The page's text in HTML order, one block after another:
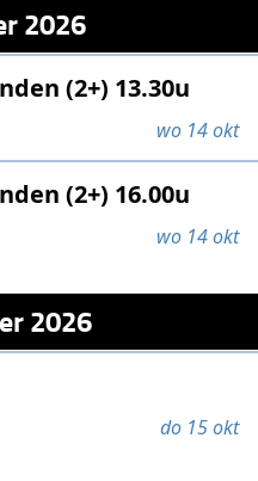
2026
(2+) 13.30u
wo 14 okt
(2+) 16.00u
wo 14 okt
2026
do 15 okt